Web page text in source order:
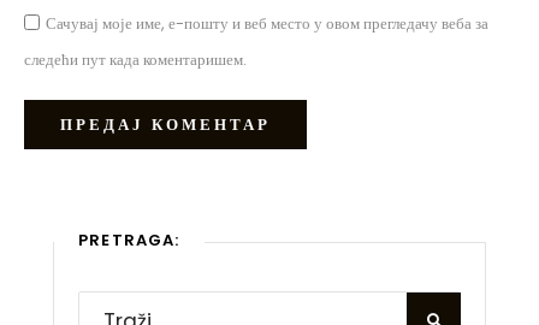
Сачувај моје име, е-пошту и веб место у овом прегледачу веба за
следећи пут када коментаришем.
PRETRAGA: